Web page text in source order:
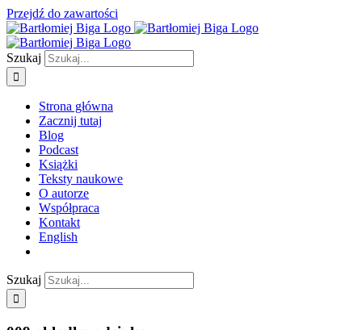
Przejdź do zawartości
Szukaj
Strona główna
Zacznij tutaj
Blog
Podcast
Książki
Teksty naukowe
O autorze
Współpraca
Kontakt
English
Szukaj